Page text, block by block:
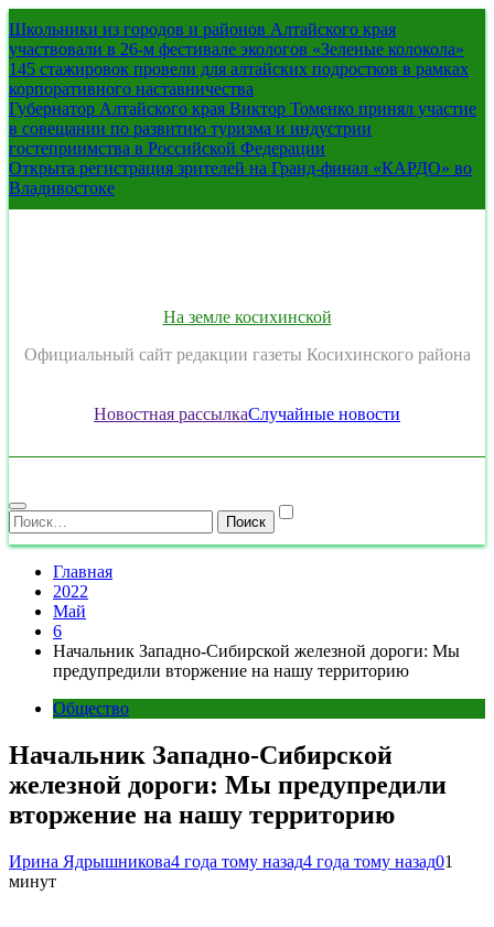
Перейти
к
содержимому
Школьники из городов и районов Алтайского края
участвовали в 26-м фестивале экологов «Зеленые колокола»
145 стажировок провели для алтайских подростков в рамках
корпоративного наставничества
Губернатор Алтайского края Виктор Томенко принял участие
в совещании по развитию туризма и индустрии
гостеприимства в Российской Федерации
Открыта регистрация зрителей на Гранд-финал «КАРДО» во
Владивостоке
На земле косихинской
Официальный сайт редакции газеты Косихинского района
Новостная рассылкаСлучайные новости
Найти:
Главная
2022
Май
6
Начальник Западно-Сибирской железной дороги: Мы
предупредили вторжение на нашу территорию
Общество
Начальник Западно-Сибирской
железной дороги: Мы предупредили
вторжение на нашу территорию
Ирина Ядрышникова4 года тому назад4 года тому назад01
минут